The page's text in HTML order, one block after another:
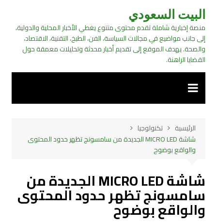
التجاوز
المحتوى
البيت السعودي
منصة إخبارية شاملة تقدم محتوى متنوع يغطي الأخبار المحلية والدولية،
إلى جانب مواضيع في مجالات السياسة، الفن، الطبخ، التقنية، الاقتصاد،
والصحة. يهدف الموقع إلى تقديم أخبار محدثة وتحليلات معمقة حول
القضايا الراهنة.
الرئيسية
تكنولوجيا
شاشة MICRO LED الجديدة من سامسونج تظهر حدود المحتوى
والواقع بوضوح
شاشة MICRO LED الجديدة من
سامسونج تظهر حدود المحتوى
والواقع بوضوح